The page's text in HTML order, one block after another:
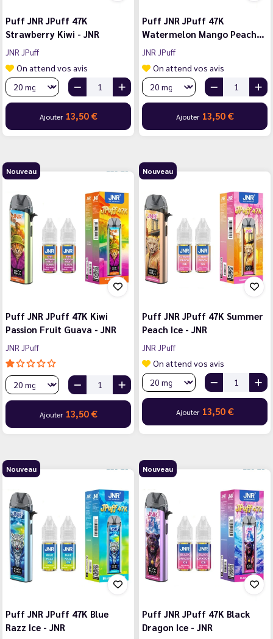
Puff JNR JPuff 47K
Strawberry Kiwi - JNR
JNR JPuff
On attend vos avis
Ajouter 13,50 €
Puff JNR JPuff 47K
Watermelon Mango Peach…
JNR JPuff
On attend vos avis
Ajouter 13,50 €
Nouveau
Puff JNR JPuff 47K Kiwi
Passion Fruit Guava - JNR
JNR JPuff
Ajouter 13,50 €
Nouveau
Puff JNR JPuff 47K Summer
Peach Ice - JNR
JNR JPuff
On attend vos avis
Ajouter 13,50 €
Nouveau
Puff JNR JPuff 47K Blue
Razz Ice - JNR
Nouveau
Puff JNR JPuff 47K Black
Dragon Ice - JNR